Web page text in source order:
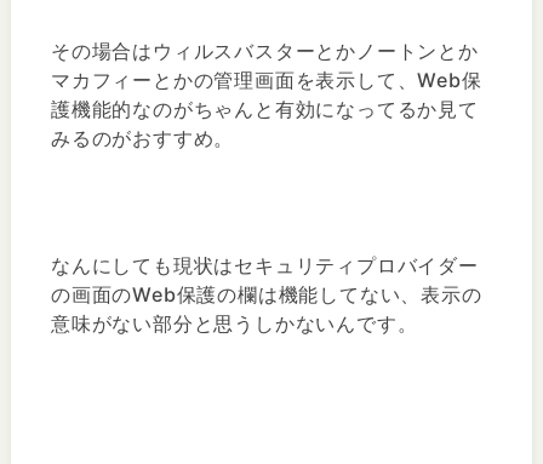
その場合はウィルスバスターとかノートンとか
マカフィーとかの管理画面を表示して、Web保
護機能的なのがちゃんと有効になってるか見て
みるのがおすすめ。
なんにしても現状はセキュリティプロバイダー
の画面のWeb保護の欄は機能してない、表示の
意味がない部分と思うしかないんです。